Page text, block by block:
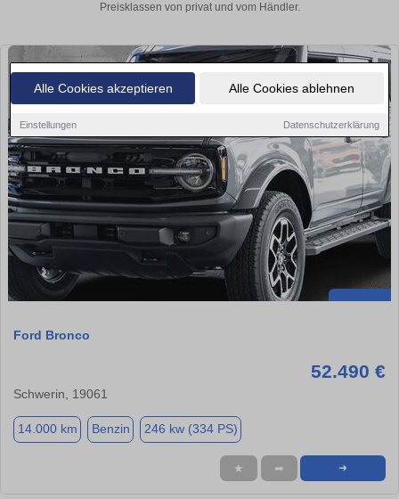
Alle Cookies akzeptieren Alle Cookies ablehnen
Einstellungen Datenschutzerklärung
Preisklassen von privat und vom Händler.
Ford Bronco
52.490 €
Schwerin, 19061
14.000 km Benzin 246 kw (334 PS)
★ ➦ ➜